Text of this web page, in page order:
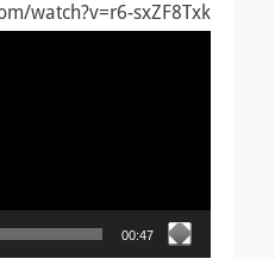
watch?v=r6-sxZF8Txk
00:47